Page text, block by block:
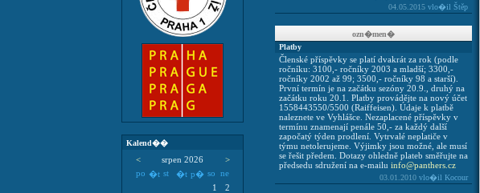
Kalend��
< srpen 2026
>
po �t st �t p� so ne
1
2
04.05.2015 vlo�il Štěp
ozn�men�
Platby
Členské příspěvky se platí dvakrát za rok (podle
ročníku: 3100,- ročníky 2003 a mladší; 3300,-
ročníky 2002 až 99; 3500,- ročníky 98 a starší).
První termín je na začátku sezóny 20.9., druhý na
začátku roku 20.1. Platby provádějte na nový účet
1558443550/5500 (Raiffeisen). Údaje k platbě
naleznete ve Vyhlášce. Nezaplacené příspěvky v
termínu znamenají penále 50,- za každý další
započatý týden prodlení. Vytrvalé neplatiče v
týmu netolerujeme. Výjimky jsou možné, ale musí
se řešit předem. Dotazy ohledně plateb směřujte na
předsedu sdružení na e-mailu info@panthers.cz
03.01.2010 vlo�il Kocour